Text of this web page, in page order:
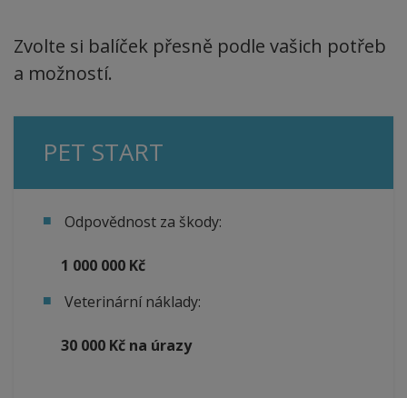
Zvolte si balíček přesně podle vašich potřeb
a možností.
PET START
Odpovědnost za škody:
1 000 000 Kč
Veterinární náklady:
30 000 Kč na úrazy